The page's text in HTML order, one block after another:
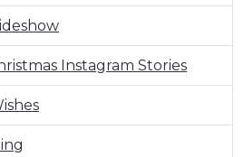
Instagram Stories